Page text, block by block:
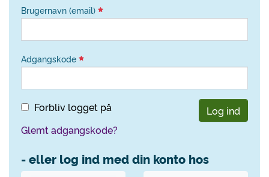
Brugernavn (email)
Adgangskode
Forbliv logget på
Log ind
Glemt adgangskode?
- eller log ind med din konto hos